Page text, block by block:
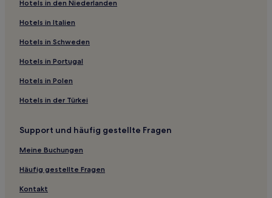
4-Sterne-Hotels in Portal de l'Àngel
3-Sterne-Hotels in Ciutat Vella
4-Sterne-Hotels in Ciutat Vella
3-Sterne-Hotels in Sant Cugat del Vallès
4-Sterne-Hotels in Carrer de Montcada
5-Sterne-Hotels in Paseo del Borne
Günstige in Badalona
Familien in Barcelona
Hotels mit Parkplatz in Barcelona
Günstige in Barcelona
Hotels in den Niederlanden
Hotels in Italien
Hotels in Schweden
Hotels in Portugal
Hotels in Polen
Hotels in der Türkei
Support und häufig gestellte Fragen
Meine Buchungen
Häufig gestellte Fragen
Kontakt